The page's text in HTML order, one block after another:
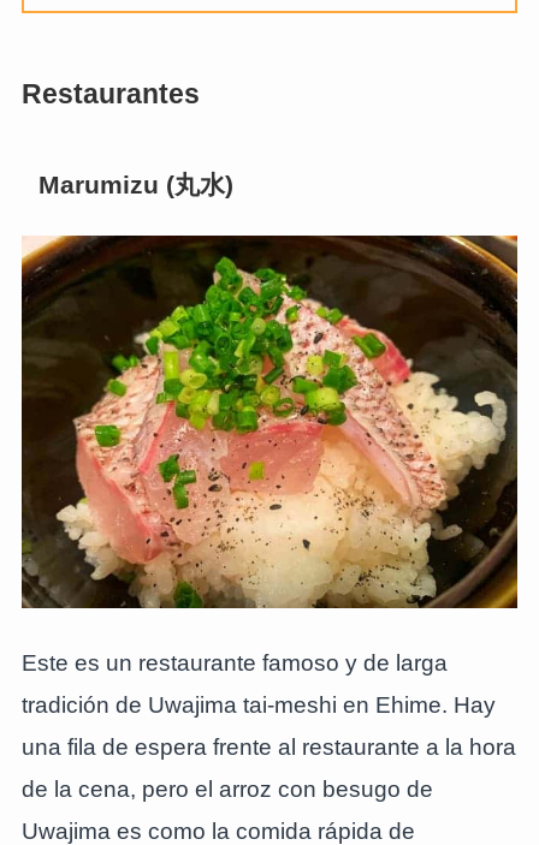
Restaurantes
Marumizu (丸水)
Este es un restaurante famoso y de larga
tradición de Uwajima tai-meshi en Ehime. Hay
una fila de espera frente al restaurante a la hora
de la cena, pero el arroz con besugo de
Uwajima es como la comida rápida de